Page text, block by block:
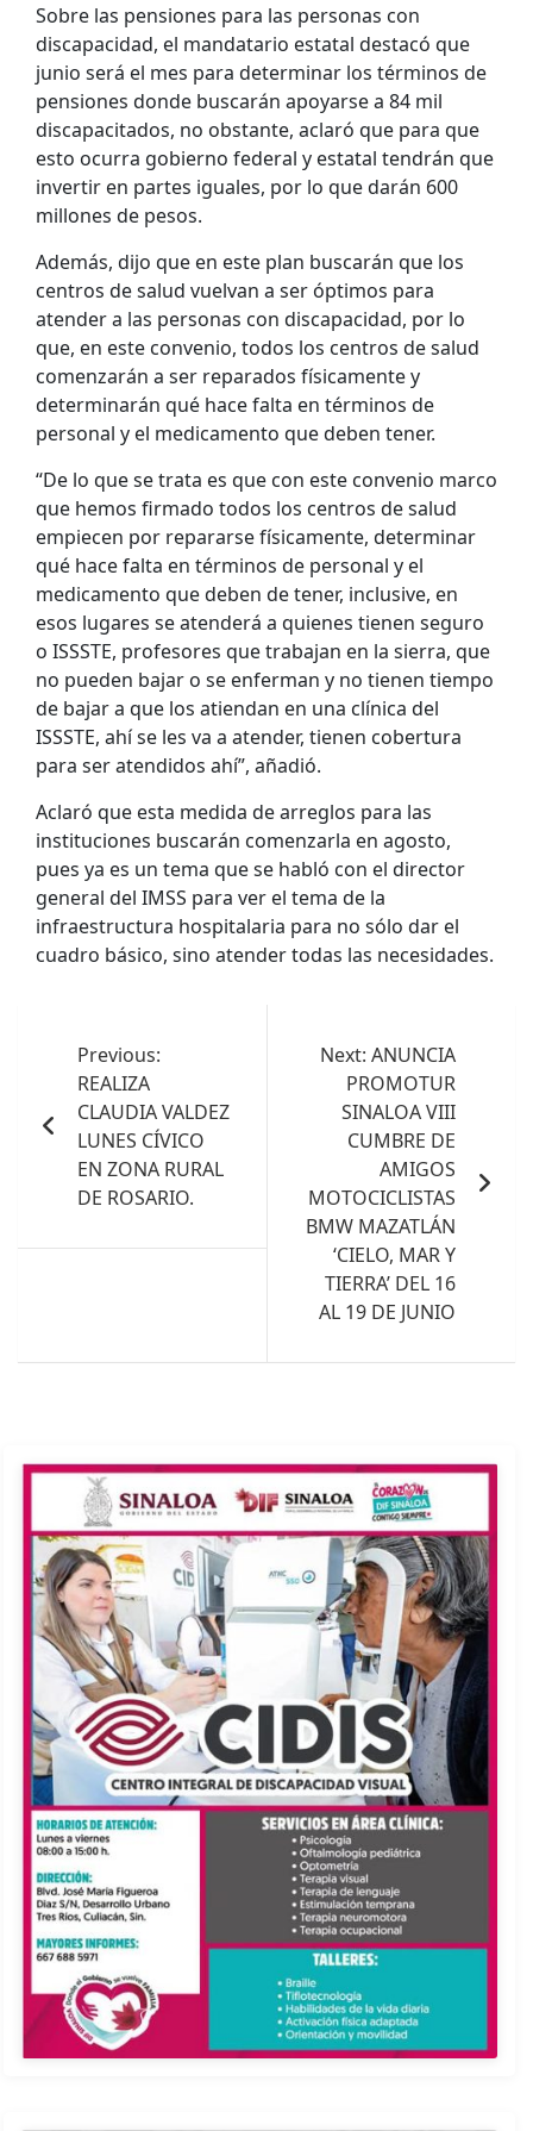
Sobre las pensiones para las personas con
discapacidad, el mandatario estatal destacó que
junio será el mes para determinar los términos de
pensiones donde buscarán apoyarse a 84 mil
discapacitados, no obstante, aclaró que para que
esto ocurra gobierno federal y estatal tendrán que
invertir en partes iguales, por lo que darán 600
millones de pesos.
Además, dijo que en este plan buscarán que los
centros de salud vuelvan a ser óptimos para
atender a las personas con discapacidad, por lo
que, en este convenio, todos los centros de salud
comenzarán a ser reparados físicamente y
determinarán qué hace falta en términos de
personal y el medicamento que deben tener.
“De lo que se trata es que con este convenio marco
que hemos firmado todos los centros de salud
empiecen por repararse físicamente, determinar
qué hace falta en términos de personal y el
medicamento que deben de tener, inclusive, en
esos lugares se atenderá a quienes tienen seguro
o ISSSTE, profesores que trabajan en la sierra, que
no pueden bajar o se enferman y no tienen tiempo
de bajar a que los atiendan en una clínica del
ISSSTE, ahí se les va a atender, tienen cobertura
para ser atendidos ahí”, añadió.
Aclaró que esta medida de arreglos para las
instituciones buscarán comenzarla en agosto,
pues ya es un tema que se habló con el director
general del IMSS para ver el tema de la
infraestructura hospitalaria para no sólo dar el
cuadro básico, sino atender todas las necesidades.
entradas
Previous:
REALIZA
CLAUDIA VALDEZ
LUNES CÍVICO
EN ZONA RURAL
DE ROSARIO.
Next: ANUNCIA
PROMOTUR
SINALOA VIII
CUMBRE DE
AMIGOS
MOTOCICLISTAS
BMW MAZATLÁN
‘CIELO, MAR Y
TIERRA’ DEL 16
AL 19 DE JUNIO